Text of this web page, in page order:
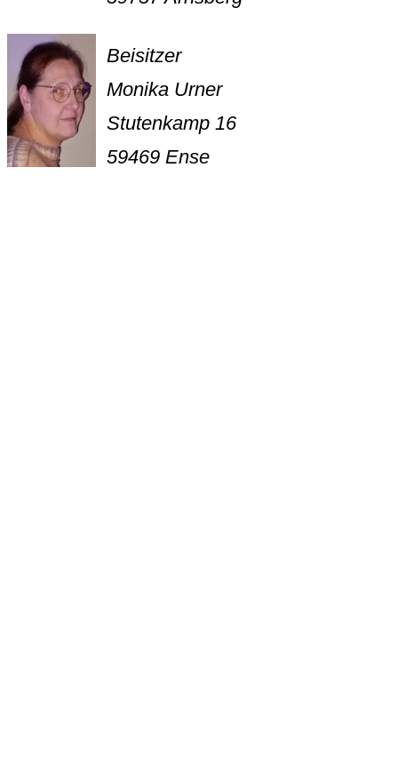
Beisitzer
Monika Urner
Stutenkamp 16
59469 Ense